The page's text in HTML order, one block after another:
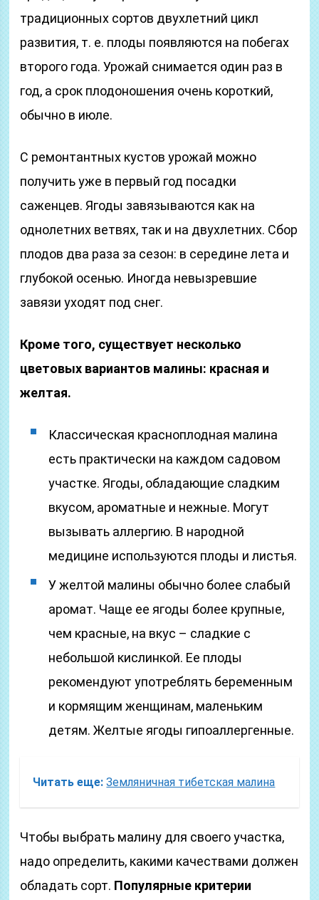
традиционных сортов двухлетний цикл
развития, т. е. плоды появляются на побегах
второго года. Урожай снимается один раз в
год, а срок плодоношения очень короткий,
обычно в июле.
С ремонтантных кустов урожай можно
получить уже в первый год посадки
саженцев. Ягоды завязываются как на
однолетних ветвях, так и на двухлетних. Сбор
плодов два раза за сезон: в середине лета и
глубокой осенью. Иногда невызревшие
завязи уходят под снег.
Кроме того, существует несколько
цветовых вариантов малины: красная и
желтая.
Классическая красноплодная малина
есть практически на каждом садовом
участке. Ягоды, обладающие сладким
вкусом, ароматные и нежные. Могут
вызывать аллергию. В народной
медицине используются плоды и листья.
У желтой малины обычно более слабый
аромат. Чаще ее ягоды более крупные,
чем красные, на вкус – сладкие с
небольшой кислинкой. Ее плоды
рекомендуют употреблять беременным
и кормящим женщинам, маленьким
детям. Желтые ягоды гипоаллергенные.
Читать еще: Земляничная тибетская малина
Чтобы выбрать малину для своего участка,
надо определить, какими качествами должен
обладать сорт. Популярные критерии